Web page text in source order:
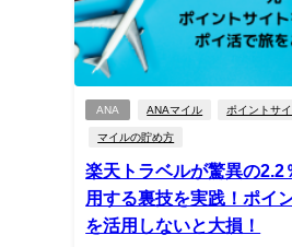
ANA ANAマイル ポイントサイ
マイルの貯め方
楽天トラベルが驚異の2.2
用する裏技を実践！ポイ
を活用しないと大損！